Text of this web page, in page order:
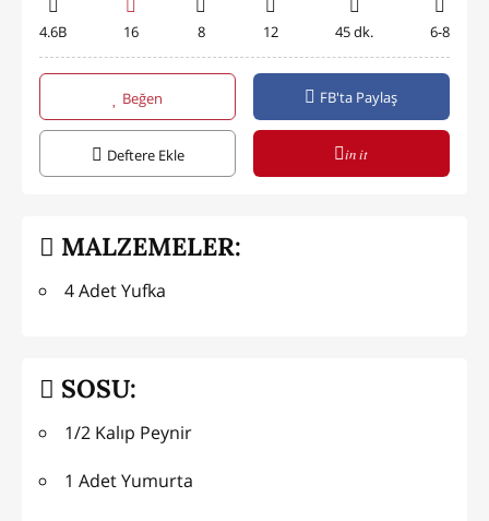
4.6B 16 8 12 45 dk. 6-8
Beğen FB'ta Paylaş
Deftere Ekle in it
MALZEMELER:
4 Adet Yufka
SOSU:
1/2 Kalıp Peynir
1 Adet Yumurta